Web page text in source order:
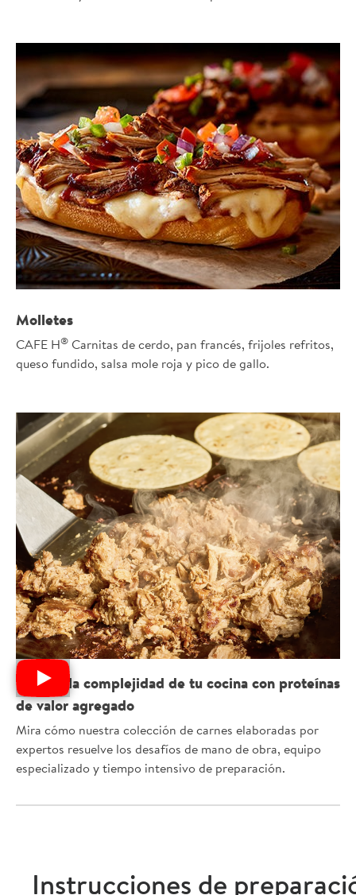
Molletes
CAFE H® Carnitas de cerdo, pan francés, frijoles refritos,
queso fundido, salsa mole roja y pico de gallo.
Elimina la complejidad de tu cocina con proteínas
de valor agregado
Mira cómo nuestra colección de carnes elaboradas por
expertos resuelve los desafíos de mano de obra, equipo
especializado y tiempo intensivo de preparación.
Instrucciones de